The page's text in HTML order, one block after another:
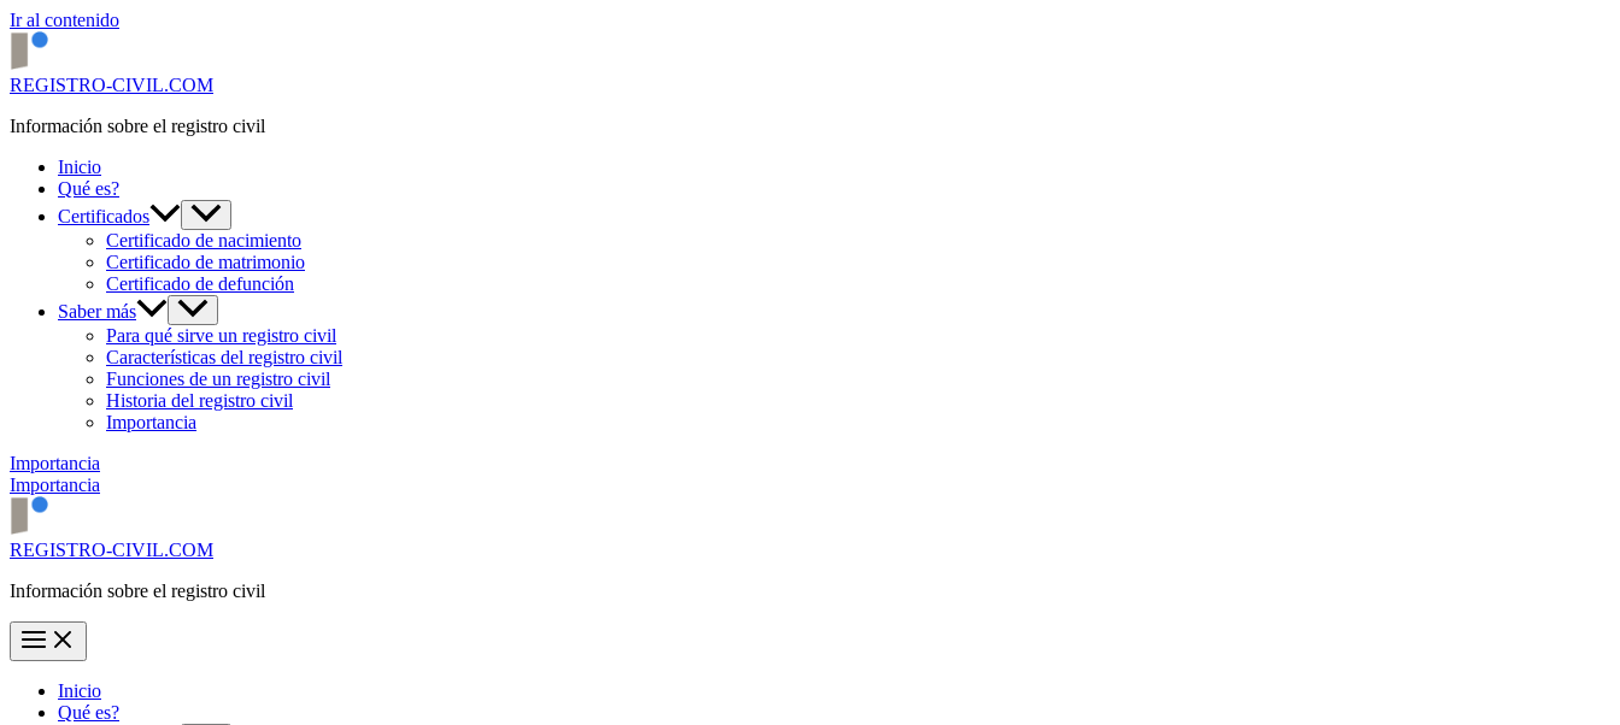
Ir al contenido
REGISTRO-CIVIL.COM
Información sobre el registro civil
Inicio
Qué es?
Certificados
Certificado de nacimiento
Certificado de matrimonio
Certificado de defunción
Saber más
Para qué sirve un registro civil
Características del registro civil
Funciones de un registro civil
Historia del registro civil
Importancia
Importancia
Importancia
REGISTRO-CIVIL.COM
Información sobre el registro civil
Inicio
Qué es?